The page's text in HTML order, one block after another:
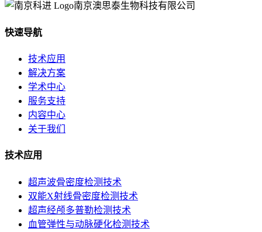
南京澳思泰生物科技有限公司
快速导航
技术应用
解决方案
学术中心
服务支持
内容中心
关于我们
技术应用
超声波骨密度检测技术
双能X射线骨密度检测技术
超声经颅多普勒检测技术
血管弹性与动脉硬化检测技术